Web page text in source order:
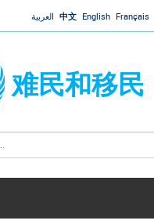
Jump to navigationالعربية 中文 English Français
难民和移民